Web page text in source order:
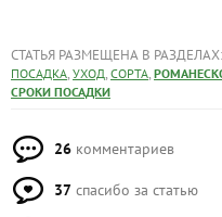
СТАТЬЯ РАЗМЕЩЕНА В РАЗДЕЛАХ:
ПОСАДКА, УХОД, СОРТА,
СРОКИ ПОСАДКИ
26 комментариев
37 спасибо за статью